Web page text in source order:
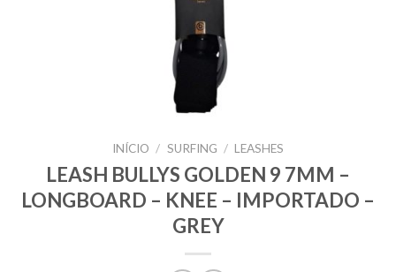
INÍCIO / SURFING / LEASHES
LEASH BULLYS GOLDEN 9 7MM –
LONGBOARD – KNEE – IMPORTADO –
GREY